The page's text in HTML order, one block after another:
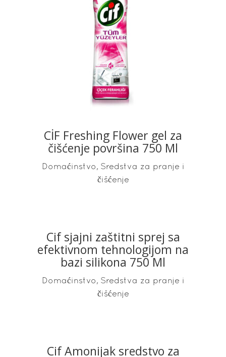
READ MORE
CİF Freshing Flower gel za
čišćenje površina 750 Ml
Domaćinstvo, Sredstva za pranje i
čišćenje
READ MORE
Cif sjajni zaštitni sprej sa
efektivnom tehnologijom na
bazi silikona 750 Ml
Domaćinstvo, Sredstva za pranje i
čišćenje
Cif Amonijak sredstvo za